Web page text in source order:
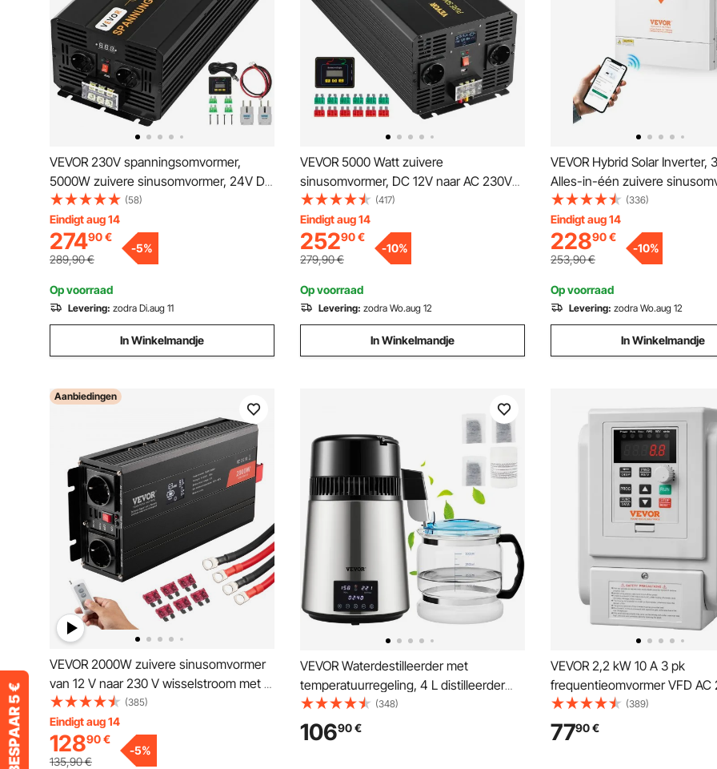
VEVOR 230V spanningsomvormer,
5000W zuivere sinusomvormer, 24V DC
zuivere sinusomvormer
(58)
Eindigt aug 14
27490€
289,90€
-5%
Op voorraad
Levering: zodra Di.aug 11
In Winkelmandje
VEVOR 5000 Watt zuivere
sinusomvormer, DC 12V naar AC 230V
autoomvormer met LCD-scherm, USB-
poort en afstandsbediening,
spanningsomvormer voor auto, camper,
vrachtwagen, zonne-energiesysteem,
(417)
Eindigt aug 14
25290€
279,90€
-10%
Op voorraad
Levering: zodra Wo.aug 12
In Winkelmandje
VEVOR Hybrid Solar Inverter,
Alles-in-één zuivere
-lader, 24V DC naar eenfasige
220/230V AC, met
MPPT-zonnecontroller, voor
systemen met loodzuur-
(336)
Eindigt aug 14
22890€
253,90€
-10%
Op voorraad
Levering: zodra Wo.aug 12
In Winkelmandje
Aanbiedingen
VEVOR 2000W zuivere sinusomvormer
van 12 V naar 230 V wisselstroom met 2
stopcontacten, 2 USB-poorten, 1 type-
C-poort, lcd-scherm en
afstandsbediening voor middelgrote
huishoudelijke apparaten
(385)
Eindigt aug 14
12890€
135,90€
-5%
VEVOR Waterdestilleerder met
temperatuurregeling, 4 L distilleerder
RVS 1750W Waterdestilleerder Zuiver
waterdestilleerder met glazen kan, 1,5
L/H distillatieapparaat Waterdestilleerder
(348)
10690€
VEVOR 2,2 kW 10 A 3 pk
frequentieomvormer VFD AC
frequentieregelaar
frequentieomvormer
VFD omvormer variabele
(389)
7790€